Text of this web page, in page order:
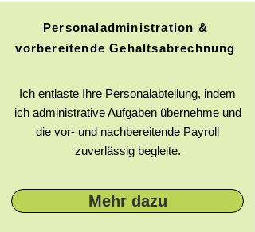
Personaladministration &
vorbereitende Gehaltsabrechnung
Ich entlaste Ihre Personalabteilung, indem
ich administrative Aufgaben übernehme und
die vor- und nachbereitende Payroll
zuverlässig begleite.
Mehr dazu